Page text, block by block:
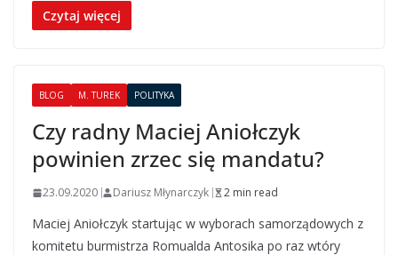
Czytaj więcej
BLOG M. TUREK POLITYKA
Czy radny Maciej Aniołczyk
powinien zrzec się mandatu?
23.09.2020 Dariusz Młynarczyk 2 min read
Maciej Aniołczyk startując w wyborach samorządowych z
komitetu burmistrza Romualda Antosika po raz wtóry